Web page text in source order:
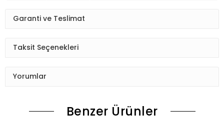
Garanti ve Teslimat
Taksit Seçenekleri
Yorumlar
Benzer Ürünler